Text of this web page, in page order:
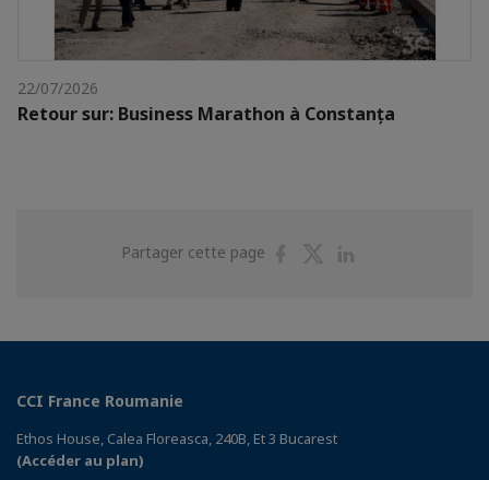
22/07/2026
Retour sur: Business Marathon à Constanța
Partager cette page
PartagerPartager
CCI France Roumanie
Ethos House, Calea Floreasca, 240B, Et 3 Bucarest
(Accéder au plan)